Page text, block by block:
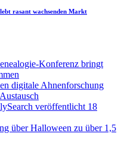
rasant wachsenden Markt
Konferenz bringt
digitale Ahnenforschung
veröffentlicht 18
über Halloween zu über 1,5